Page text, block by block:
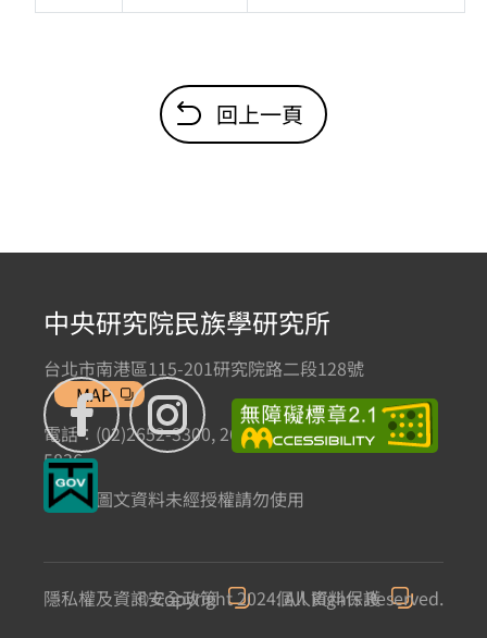
回上一頁
中央研究院民族學研究所
台北市南港區115-201研究院路二段128號
MAP
電話：(02)2652-3300, 2652-3301 傳真：(02)2785-
5836
本網站圖文資料未經授權請勿使用
隱私權及資訊安全政策 個人資料保護
© Copyright 2024. All Rights Reserved.